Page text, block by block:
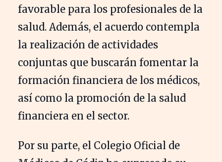
favorable para los profesionales de la
salud. Además, el acuerdo contempla
la realización de actividades
conjuntas que buscarán fomentar la
formación financiera de los médicos,
así como la promoción de la salud
financiera en el sector.
Por su parte, el Colegio Oficial de